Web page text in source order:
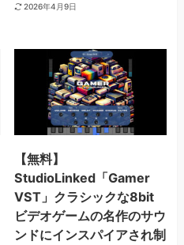
2026年4月9日
【無料】
StudioLinked「Gamer
VST」クラシックな8bit
ビデオゲームの名作のサウ
ンドにインスパイアされ制